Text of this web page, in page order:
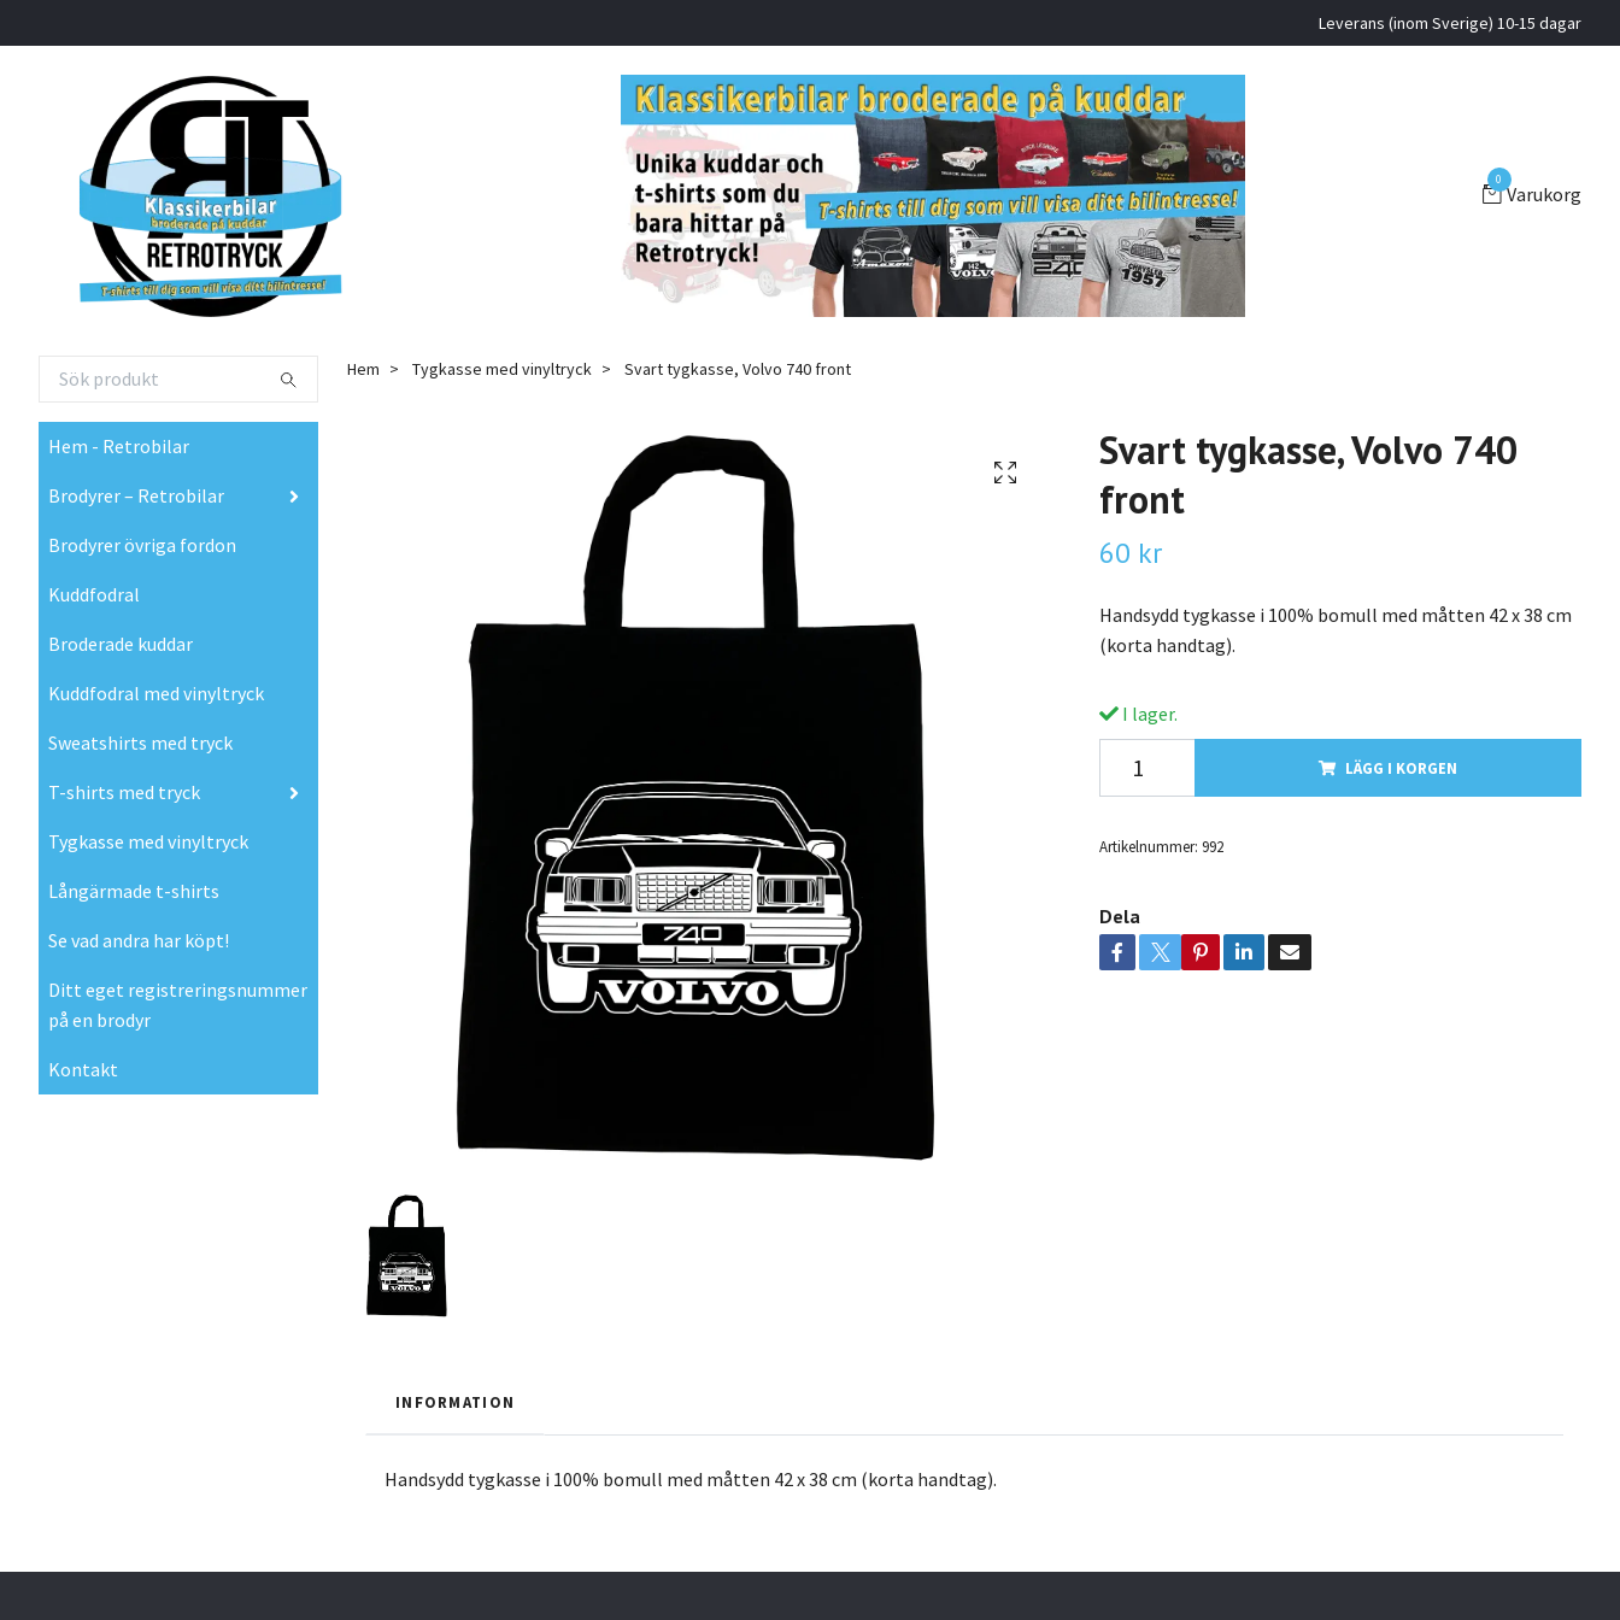
Leverans (inom Sverige) 10-15 dagar
0
Varukorg
Hem - Retrobilar
Brodyrer – Retrobilar
Brodyrer övriga fordon
Kuddfodral
Broderade kuddar
Kuddfodral med vinyltryck
Sweatshirts med tryck
T-shirts med tryck
Tygkasse med vinyltryck
Långärmade t-shirts
Se vad andra har köpt!
Ditt eget registreringsnummer
på en brodyr
Kontakt
Hem Tygkasse med vinyltryck Svart tygkasse, Volvo 740 front
Svart tygkasse, Volvo 740
front
60 kr
Handsydd tygkasse i 100% bomull med måtten 42 x 38 cm
(korta handtag).
I lager.
LÄGG I KORGEN
Artikelnummer: 992
Dela
INFORMATION
Handsydd tygkasse i 100% bomull med måtten 42 x 38 cm (korta handtag).